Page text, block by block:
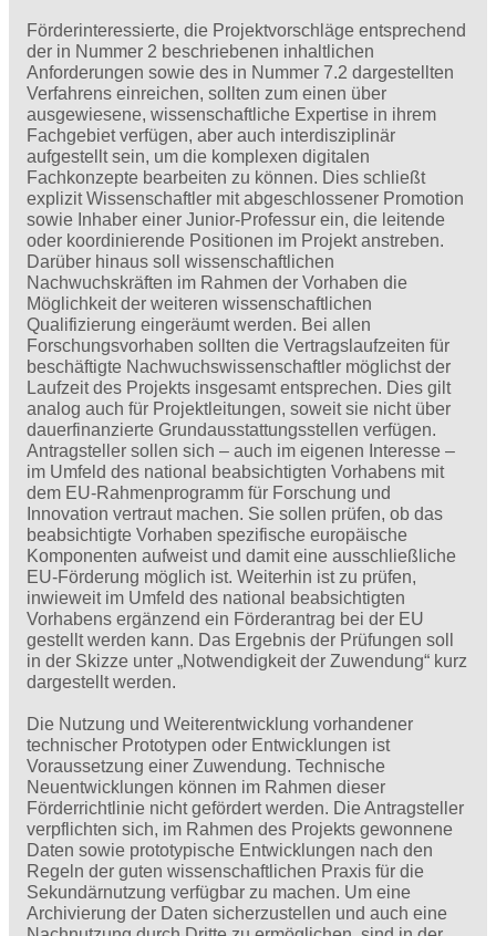
Förderinteressierte, die Projektvorschläge entsprechend
der in Nummer 2 beschriebenen inhaltlichen
Anforderungen sowie des in Nummer 7.2 dargestellten
Verfahrens einreichen, sollten zum einen über
ausgewiesene, wissenschaftliche Expertise in ihrem
Fachgebiet verfügen, aber auch interdisziplinär
aufgestellt sein, um die komplexen digitalen
Fachkonzepte bearbeiten zu können. Dies schließt
explizit Wissenschaftler mit abgeschlossener Promotion
sowie Inhaber einer Junior-Professur ein, die leitende
oder koordinierende Positionen im Projekt anstreben.
Darüber hinaus soll wissenschaftlichen
Nachwuchskräften im Rahmen der Vorhaben die
Möglichkeit der weiteren wissenschaftlichen
Qualifizierung eingeräumt werden. Bei allen
Forschungsvorhaben sollten die Vertragslaufzeiten für
beschäftigte Nachwuchswissenschaftler möglichst der
Laufzeit des Projekts insgesamt entsprechen. Dies gilt
analog auch für Projektleitungen, soweit sie nicht über
dauerfinanzierte Grundausstattungsstellen verfügen.
Antragsteller sollen sich – auch im eigenen Interesse –
im Umfeld des national beabsichtigten Vorhabens mit
dem EU-Rahmenprogramm für Forschung und
Innovation vertraut machen. Sie sollen prüfen, ob das
beabsichtigte Vorhaben spezifische europäische
Komponenten aufweist und damit eine ausschließliche
EU-Förderung möglich ist. Weiterhin ist zu prüfen,
inwieweit im Umfeld des national beabsichtigten
Vorhabens ergänzend ein Förderantrag bei der EU
gestellt werden kann. Das Ergebnis der Prüfungen soll
in der Skizze unter „Notwendigkeit der Zuwendung“ kurz
dargestellt werden.
Die Nutzung und Weiterentwicklung vorhandener
technischer Prototypen oder Entwicklungen ist
Voraussetzung einer Zuwendung. Technische
Neuentwicklungen können im Rahmen dieser
Förderrichtlinie nicht gefördert werden. Die Antragsteller
verpflichten sich, im Rahmen des Projekts gewonnene
Daten sowie prototypische Entwicklungen nach den
Regeln der guten wissenschaftlichen Praxis für die
Sekundärnutzung verfügbar zu machen. Um eine
Archivierung der Daten sicherzustellen und auch eine